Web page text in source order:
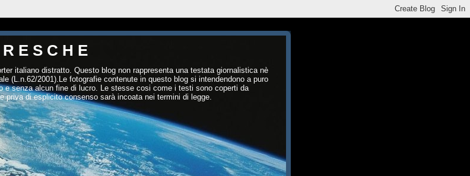
E S C H E
italiano distratto. Questo blog non rappresenta una testata giornalistica nè
(L.n.62/2001).Le fotografie contenute in questo blog si intendendono a puro
e senza alcun fine di lucro. Le stesse cosi come i testi sono coperti da
priva di esplicito consenso sarà incoata nei termini di legge.